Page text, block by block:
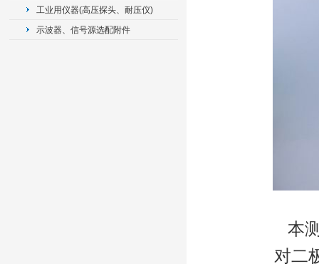
工业用仪器(高压探头、耐压仪)
示波器、信号源选配附件
本
对二极管